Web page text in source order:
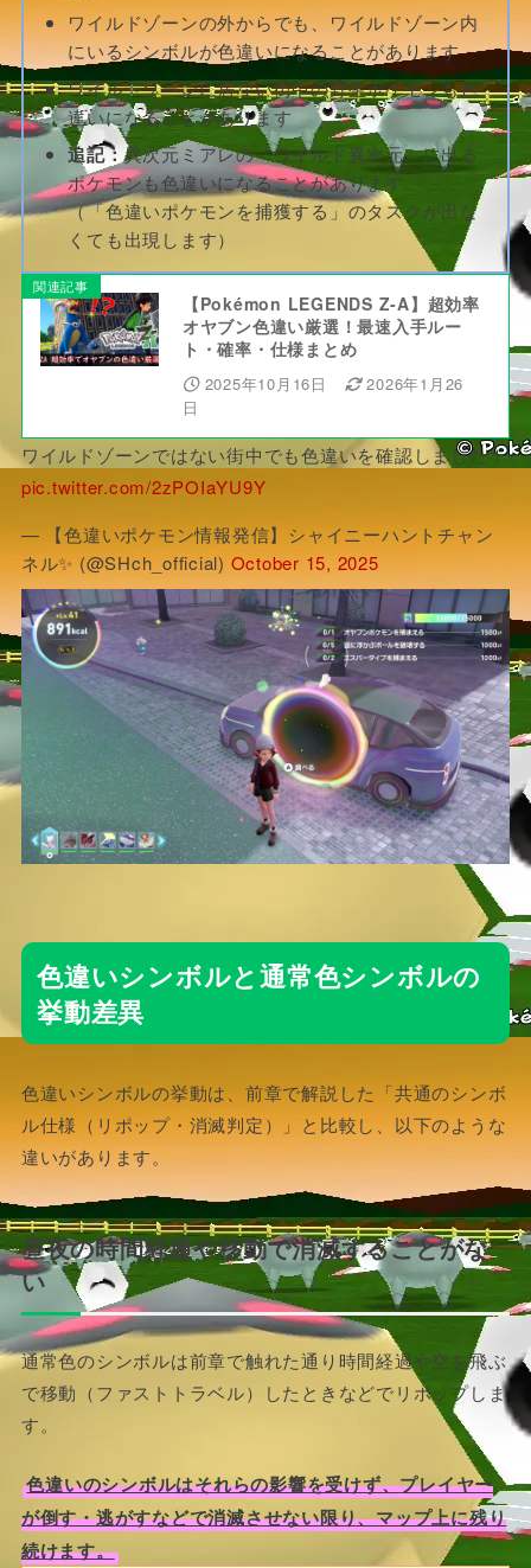
ワイルドゾーンの外からでも、ワイルドゾーン内
にいるシンボルが色違いになることがあります
ワイルドゾーンに居ない街中の野生ポケモンも色
違いになることがあります
追記：異次元ミアレの「ワイルド異次元」に出る
ポケモンも色違いになることがあります
（「色違いポケモンを捕獲する」のタスクが出な
くても出現します）
関連記事
【Pokémon LEGENDS Z-A】超効率
オヤブン色違い厳選！最速入手ルー
ト・確率・仕様まとめ
2025年10月16日
2026年1月26
日
ワイルドゾーンではない街中でも色違いを確認しました！
pic.twitter.com/2zPOIaYU9Y
— 【色違いポケモン情報発信】シャイニーハントチャン
ネル✨ (@SHch_official) October 15, 2025
色違いシンボルと通常色シンボルの
挙動差異
色違いシンボルの挙動は、前章で解説した「共通のシンボ
ル仕様（リポップ・消滅判定）」と比較し、以下のような
違いがあります。
昼夜の時間経過や移動で消滅することがな
い
通常色のシンボルは前章で触れた通り時間経過や空を飛ぶ
で移動（ファストトラベル）したときなどでリポップしま
す。
色違いのシンボルはそれらの影響を受けず、プレイヤー
が倒す・逃がすなどで消滅させない限り、マップ上に残り
続けます。